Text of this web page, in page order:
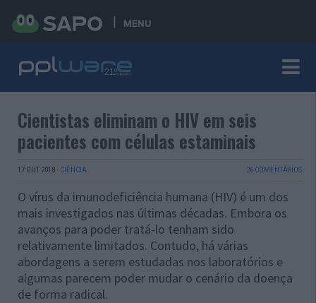
MENU
Cientistas eliminam o HIV em seis
pacientes com células estaminais
17 OUT 2018 · CIÊNCIA 26 COMENTÁRIOS
O vírus da imunodeficiência humana (HIV) é um dos
mais investigados ​​nas últimas décadas. Embora os
avanços para poder tratá-lo tenham sido
relativamente limitados. Contudo, há várias
abordagens a serem estudadas nos laboratórios e
algumas parecem poder mudar o cenário da doença
de forma radical.